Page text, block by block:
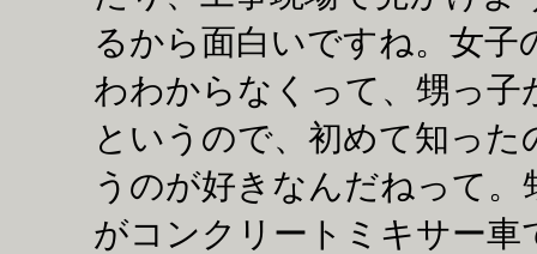
るから面白いですね。女
わわからなくって、甥っ
というので、初めて知っ
うのが好きなんだねって
がコンクリートミキサー